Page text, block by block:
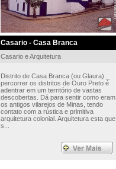
Casario - Casa Branca
Casario e Arquitetura
Distrito de Casa Branca (ou Glaura) _
percorrer os distritos de Ouro Preto é
adentrar em um território de vastas
descobertas. Dá para sentir como eram
os antigos vilarejos de Minas, tendo
contato com a rústica e primitiva
arquitetura colonial. Arquitetura esta que
s...